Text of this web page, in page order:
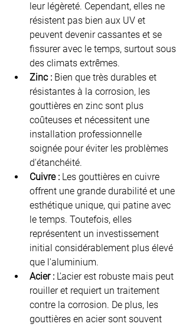
leur légèreté. Cependant, elles ne
résistent pas bien aux UV et
peuvent devenir cassantes et se
fissurer avec le temps, surtout sous
des climats extrêmes.
Zinc : Bien que très durables et
résistantes à la corrosion, les
gouttières en zinc sont plus
coûteuses et nécessitent une
installation professionnelle
soignée pour éviter les problèmes
d'étanchéité.
Cuivre : Les gouttières en cuivre
offrent une grande durabilité et une
esthétique unique, qui patine avec
le temps. Toutefois, elles
représentent un investissement
initial considérablement plus élevé
que l'aluminium.
Acier : L'acier est robuste mais peut
rouiller et requiert un traitement
contre la corrosion. De plus, les
gouttières en acier sont souvent